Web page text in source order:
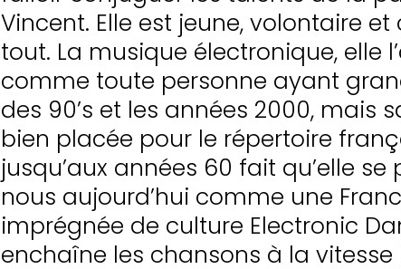
Vincent. Elle est jeune, volontaire
tout. La musique électronique, elle
comme toute personne ayant
des 90’s et les années 2000, mais
bien placée pour le répertoire
jusqu’aux années 60 fait qu’elle se
nous aujourd’hui comme une
imprégnée de culture Electronic
enchaîne les chansons à la